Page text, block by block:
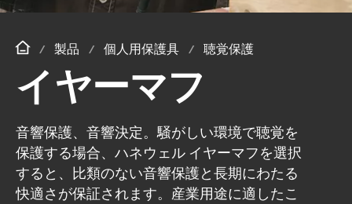
製品 個人用保護具 聴覚保護
イヤーマフ
音響保護、音響決定。騒がしい環境で聴覚を
保護する場合、ハネウェル イヤーマフを選択
すると、比類のない音響保護と長期にわたる
快適さが保証されます。産業用途に適したこ